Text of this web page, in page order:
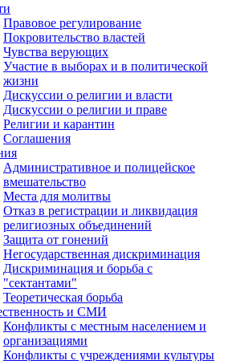
Правовое регулирование
Покровительство властей
Чувства верующих
Участие в выборах и в политической
жизни
Дискуссии о религии и власти
Дискуссии о религии и праве
Религии и карантин
Соглашения
Административное и полицейское
вмешательство
Места для молитвы
Отказ в регистрации и ликвидация
религиозных объединений
Защита от гонений
Негосударственная дискриминация
Дискриминация и борьба с
"сектантами"
Теоретическая борьба
и СМИ
Конфликты с местным населением и
организациями
Конфликты с учреждениями культуры